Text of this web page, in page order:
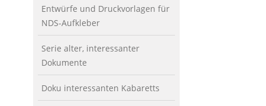
Entwürfe und Druckvorlagen für
NDS-Aufkleber
Serie alter, interessanter
Dokumente
Doku interessanten Kabaretts